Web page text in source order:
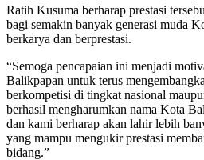
Ratih Kusuma berharap prestasi
bagi semakin banyak generasi muda
berkarya dan berprestasi.
“Semoga pencapaian ini menjadi
Balikpapan untuk terus
berkompetisi di tingkat nasional
berhasil mengharumkan nama Kota
dan kami berharap akan lahir lebih
yang mampu mengukir prestasi
bidang.”